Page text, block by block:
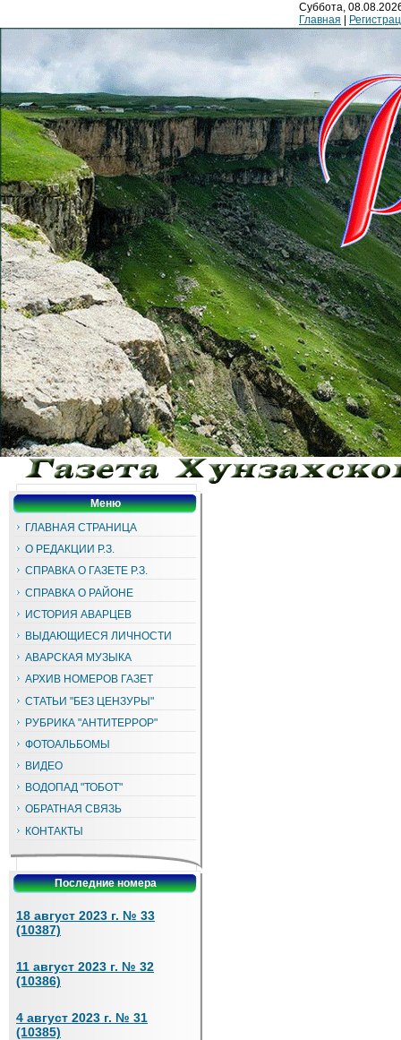
Суббота,
Главная
Меню
ГЛАВНАЯ СТРАНИЦА
О РЕДАКЦИИ Р.З.
СПРАВКА О ГАЗЕТЕ Р.З.
СПРАВКА О РАЙОНЕ
ИСТОРИЯ АВАРЦЕВ
ВЫДАЮЩИЕСЯ ЛИЧНОСТИ
АВАРСКАЯ МУЗЫКА
АРХИВ НОМЕРОВ ГАЗЕТ
СТАТЬИ "БЕЗ ЦЕНЗУРЫ"
РУБРИКА "АНТИТЕРРОР"
ФОТОАЛЬБОМЫ
ВИДЕО
ВОДОПАД "ТОБОТ"
ОБРАТНАЯ СВЯЗЬ
КОНТАКТЫ
Последние номера
18 август 2023 г. № 33
(10387)
11 август 2023 г. № 32
(10386)
4 август 2023 г. № 31
(10385)